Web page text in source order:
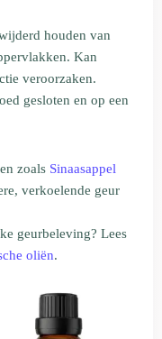
houden van
Kan
veroorzaken.
gesloten en op een
zoals Sinaasappel
verkoelende geur
geurbeleving? Lees
oliën.